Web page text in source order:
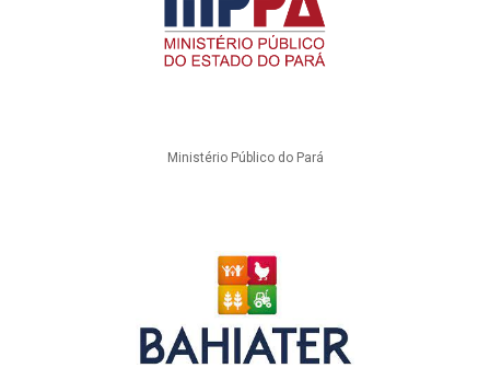
Ministério Público do Pará